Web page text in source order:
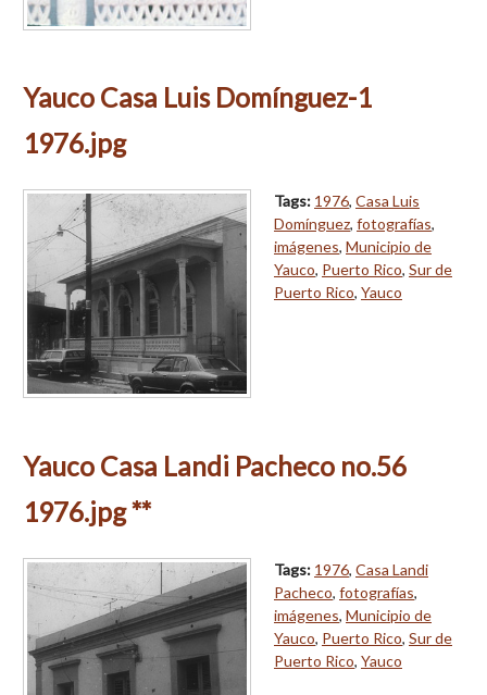
Yauco Casa Luis Domínguez-1
1976.jpg
Tags: 1976, Casa Luis
Domínguez, fotografías,
imágenes, Municipio de
Yauco, Puerto Rico, Sur de
Puerto Rico, Yauco
Yauco Casa Landi Pacheco no.56
1976.jpg **
Tags: 1976, Casa Landi
Pacheco, fotografías,
imágenes, Municipio de
Yauco, Puerto Rico, Sur de
Puerto Rico, Yauco